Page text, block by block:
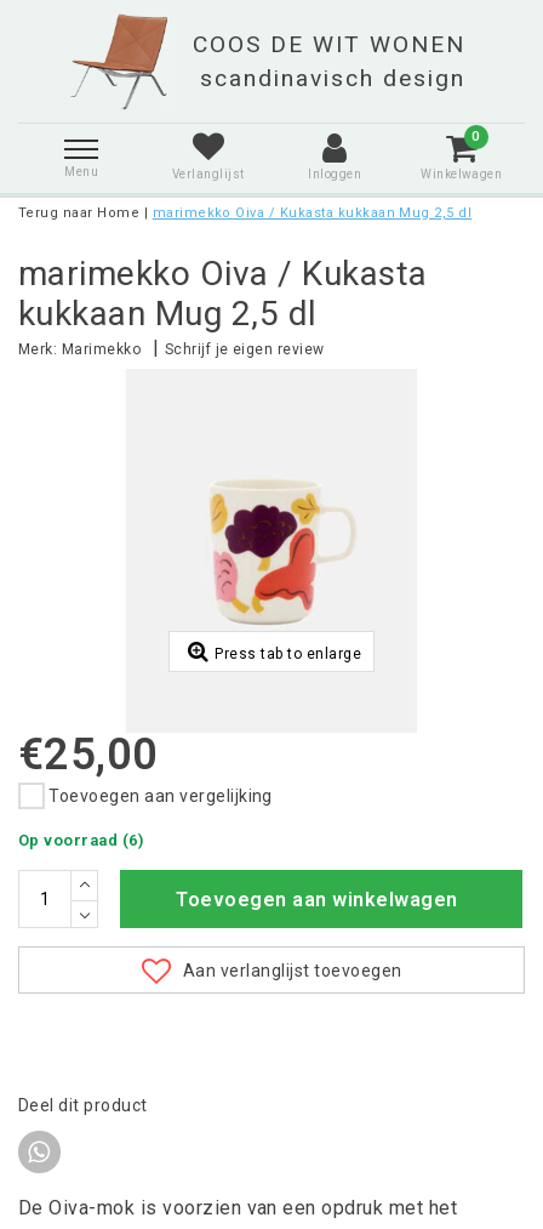
Menu Verlanglijst Inloggen
0
Winkelwagen
Terug naar Home | marimekko Oiva / Kukasta kukkaan Mug 2,5 dl
marimekko Oiva / Kukasta
kukkaan Mug 2,5 dl
Merk: Marimekko | Schrijf je eigen review
Press tab to enlarge
€25,00
Toevoegen aan vergelijking
Op voorraad (6)
Toevoegen aan winkelwagen
Aan verlanglijst toevoegen
Deel dit product
De Oiva-mok is voorzien van een opdruk met het